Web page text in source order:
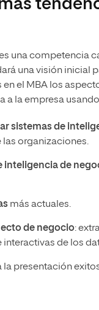
una competencia
una visión inicial
el MBA los
a la empresa
sistemas de
organizaciones.
inteligencia de
más actuales.
de negocio:
de los
la presentación